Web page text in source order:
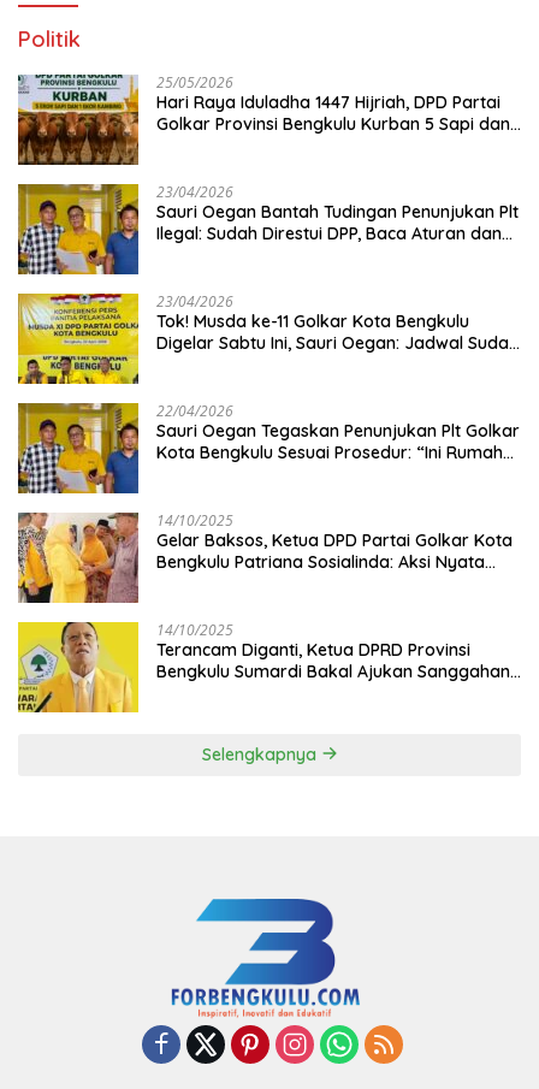
Politik
25/05/2026
Hari Raya Iduladha 1447 Hijriah, DPD Partai
Golkar Provinsi Bengkulu Kurban 5 Sapi dan 1
23/04/2026
Sauri Oegan Bantah Tudingan Penunjukan Plt
Ilegal: Sudah Direstui DPP, Baca Aturan dan
23/04/2026
‎Tok! Musda ke-11 Golkar Kota Bengkulu
Digelar Sabtu Ini, Sauri Oegan: Jadwal Sudah
22/04/2026
Sauri Oegan Tegaskan Penunjukan Plt Golkar
Kota Bengkulu Sesuai Prosedur: “Ini Rumah
14/10/2025
‎Gelar Baksos, Ketua DPD Partai Golkar Kota
Bengkulu Patriana Sosialinda: Aksi Nyata
14/10/2025
Terancam Diganti, Ketua DPRD Provinsi
Bengkulu Sumardi Bakal Ajukan Sanggahan
Selengkapnya